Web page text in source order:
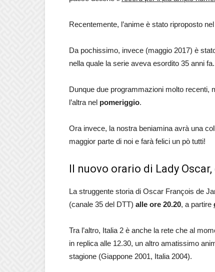
Recentemente, l’anime è stato riproposto
Da pochissimo, invece (maggio 2017) è
nella quale la serie aveva esordito 35 anni fa.
Dunque due programmazioni molto recenti,
l’altra nel pomeriggio.
Ora invece, la nostra beniamina avrà una
maggior parte di noi e farà felici un pò tutti!
Il nuovo orario di Lady
La struggente storia di Oscar François de
(canale 35 del DTT) alle ore 20.20, a partire
Tra l’altro, Italia 2 è anche la rete che al
in replica alle 12.30, un altro amatissimo
stagione (Giappone 2001, Italia 2004).